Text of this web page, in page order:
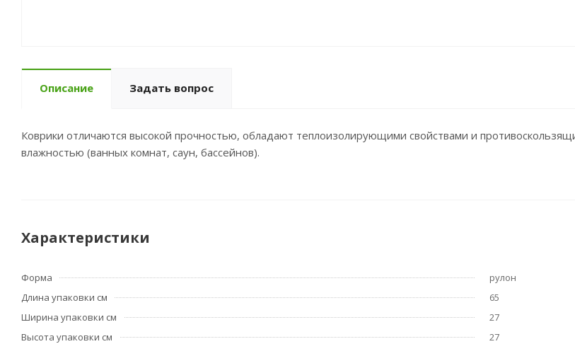
Описание Задать вопрос
Коврики отличаются высокой прочностью, обладают теплоизолирующими свойствами и
влажностью (ванных комнат, саун, бассейнов).
Характеристики
Форма
рулон
Длина упаковки см
65
Ширина упаковки см
27
Высота упаковки см
27